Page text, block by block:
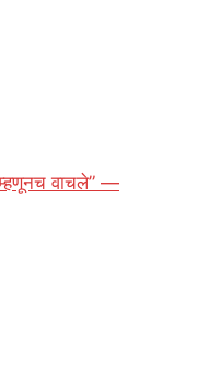
म्हणूनच वाचले” —